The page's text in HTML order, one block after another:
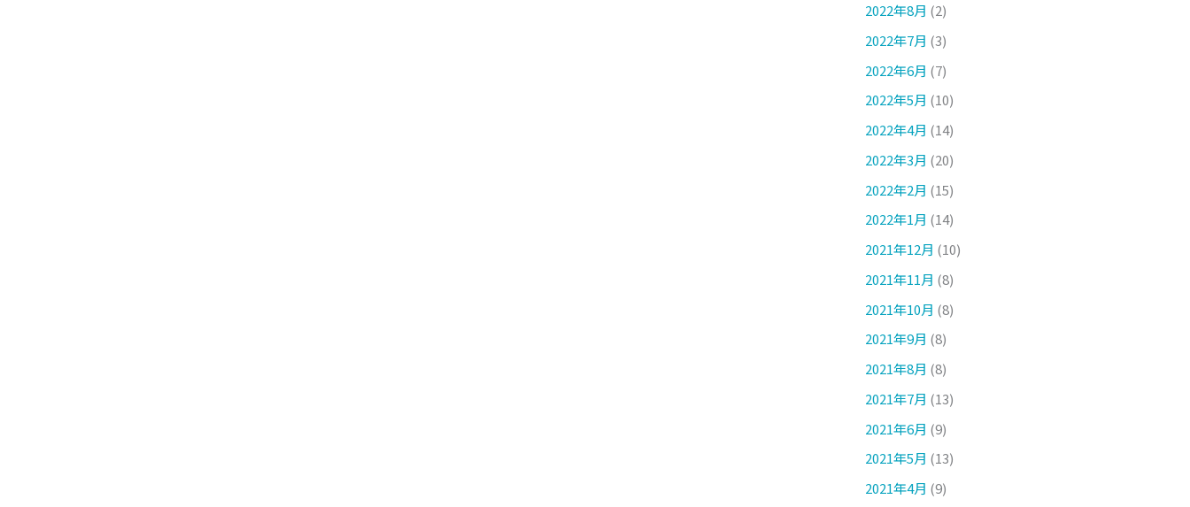
2022年8月 (2)
2022年7月 (3)
2022年6月 (7)
2022年5月 (10)
2022年4月 (14)
2022年3月 (20)
2022年2月 (15)
2022年1月 (14)
2021年12月 (10)
2021年11月 (8)
2021年10月 (8)
2021年9月 (8)
2021年8月 (8)
2021年7月 (13)
2021年6月 (9)
2021年5月 (13)
2021年4月 (9)